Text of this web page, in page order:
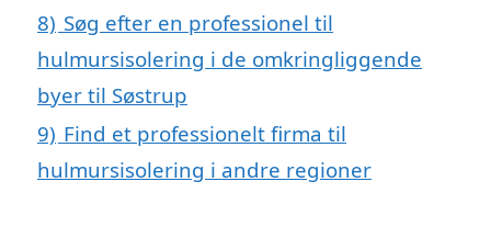
8) Søg efter en professionel til
hulmursisolering i de omkringliggende
byer til Søstrup
9) Find et professionelt firma til
hulmursisolering i andre regioner